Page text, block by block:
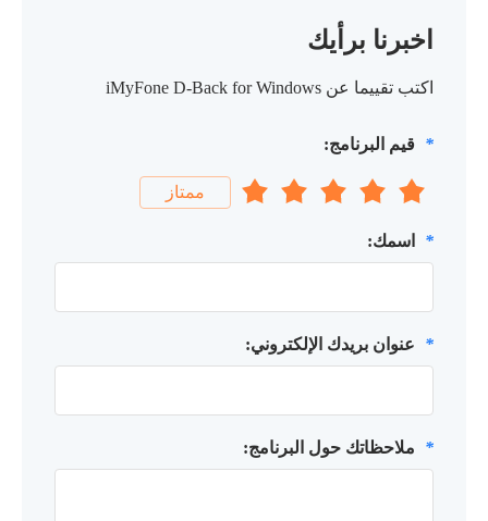
اخبرنا برأيك
اكتب تقييما عن iMyFone D-Back for Windows
* قيم البرنامج:
ممتاز
* اسمك:
* عنوان بريدك الإلكتروني:
* ملاحظاتك حول البرنامج: